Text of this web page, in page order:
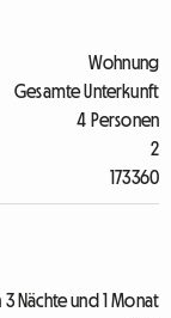
Wohnung
Gesamte Unterkunft
4 Personen
2
173360
3 Nächte und 1 Monat